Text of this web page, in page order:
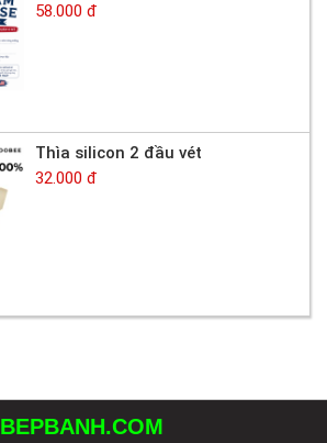
58.000 đ
Thìa silicon 2 đầu vét
32.000 đ
BEPBANH.COM